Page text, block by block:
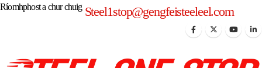
Ríomhphost a chur chuig Steel1stop@gengfeisteeleel.com